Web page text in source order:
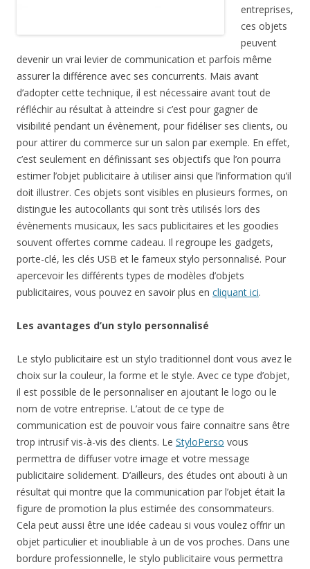
entreprises,
ces objets
peuvent
devenir un vrai levier de communication et parfois même
assurer la différence avec ses concurrents. Mais avant
d’adopter cette technique, il est nécessaire avant tout de
réfléchir au résultat à atteindre si c’est pour gagner de
visibilité pendant un évènement, pour fidéliser ses clients, ou
pour attirer du commerce sur un salon par exemple. En effet,
c’est seulement en définissant ses objectifs que l’on pourra
estimer l’objet publicitaire à utiliser ainsi que l’information qu’il
doit illustrer. Ces objets sont visibles en plusieurs formes, on
distingue les autocollants qui sont très utilisés lors des
évènements musicaux, les sacs publicitaires et les goodies
souvent offertes comme cadeau. Il regroupe les gadgets,
porte-clé, les clés USB et le fameux stylo personnalisé. Pour
apercevoir les différents types de modèles d’objets
publicitaires, vous pouvez en savoir plus en cliquant ici.
Les avantages d’un stylo personnalisé
Le stylo publicitaire est un stylo traditionnel dont vous avez le
choix sur la couleur, la forme et le style. Avec ce type d’objet,
il est possible de le personnaliser en ajoutant le logo ou le
nom de votre entreprise. L’atout de ce type de
communication est de pouvoir vous faire connaitre sans être
trop intrusif vis-à-vis des clients. Le StyloPerso vous
permettra de diffuser votre image et votre message
publicitaire solidement. D’ailleurs, des études ont abouti à un
résultat qui montre que la communication par l’objet était la
figure de promotion la plus estimée des consommateurs.
Cela peut aussi être une idée cadeau si vous voulez offrir un
objet particulier et inoubliable à un de vos proches. Dans une
bordure professionnelle, le stylo publicitaire vous permettra